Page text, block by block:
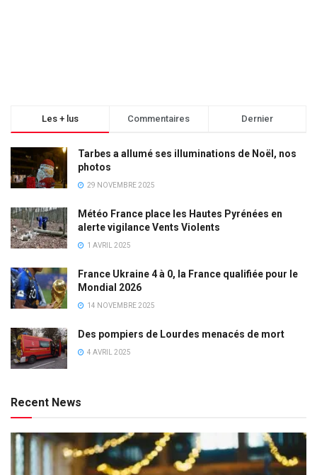
Les + lus Commentaires Dernier
Tarbes a allumé ses illuminations de Noël, nos
photos
29 NOVEMBRE 2025
Météo France place les Hautes Pyrénées en
alerte vigilance Vents Violents
1 AVRIL 2025
France Ukraine 4 à 0, la France qualifiée pour le
Mondial 2026
14 NOVEMBRE 2025
Des pompiers de Lourdes menacés de mort
4 AVRIL 2025
Recent News